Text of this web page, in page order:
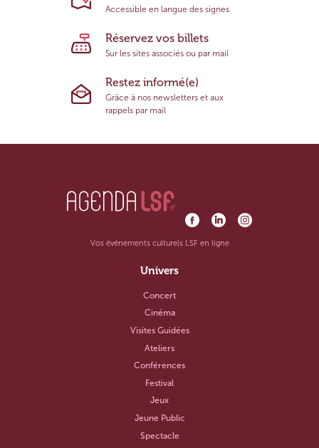
Accessible en langue des signes
Réservez vos billets
Sur les sites associés ou par mail
Restez informé(e)
Grâce à nos newsletters et aux
rappels par mail
Vos événements culturels LSF en ligne
Univers
Concert
Cinéma
Visites Guidées
Ateliers
Conférences
Festival
Jeux
Jeune Public
Spectacle